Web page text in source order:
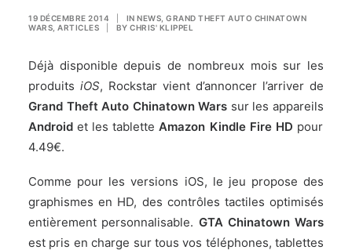
19 DÉCEMBRE 2014 IN NEWS GRAND THEFT AUTO CHINATOWN
WARS ARTICLES BY CHRIS' KLIPPEL
Déjà disponible depuis de nombreux mois sur les
produits iOS, Rockstar vient d’annoncer l’arriver de
Grand Theft Auto Chinatown Wars sur les appareils
Android et les tabletteAmazon Kindle Fire HD pour
4.49€.
Comme pour les versions iOS, le jeu propose des
graphismes en HD, des contrôles tactiles optimisés
entièrement personnalisable. GTA Chinatown Wars
est pris en charge sur tous vos téléphones, tablettes